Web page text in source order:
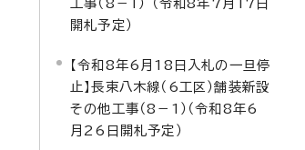
工事（8－1） （令和8年7月17日
開札予定）
【令和8年6月18日入札の一旦停
止】長束八木線（6工区）舗装新設
その他工事（8－1）（令和8年6
月26日開札予定）